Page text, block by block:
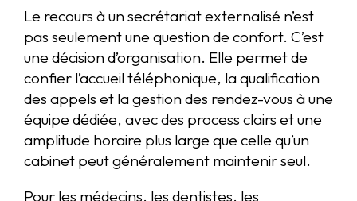
Le recours à un secrétariat externalisé n’est
pas seulement une question de confort. C’est
une décision d’organisation. Elle permet de
confier l’accueil téléphonique, la qualification
des appels et la gestion des rendez-vous à une
équipe dédiée, avec des process clairs et une
amplitude horaire plus large que celle qu’un
cabinet peut généralement maintenir seul.
Pour les médecins, les dentistes, les